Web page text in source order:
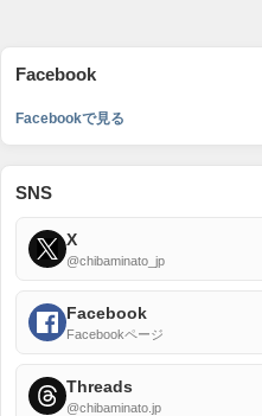
Facebook
Facebookで見る
SNS
X
@chibaminato_jp
Facebook
Facebookページ
Threads
@chibaminato.jp